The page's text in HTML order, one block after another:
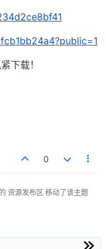
下载！
0
资源发布区 移动了该主题